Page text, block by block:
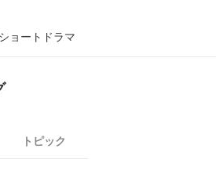
ショートドラマ
トピック